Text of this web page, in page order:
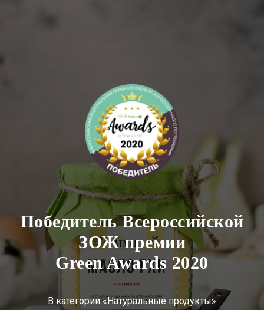
Победитель Всероссийской
ЗОЖ премии
Green Awards 2020
В категории «Натуральные продукты»